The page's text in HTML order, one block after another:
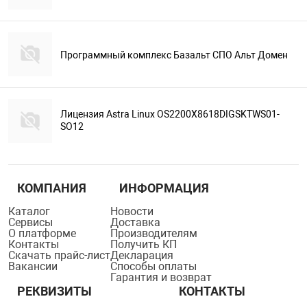
Программный комплекс Базальт СПО Альт Домен
Лицензия Astra Linux OS2200X8618DIGSKTWS01-
SO12
КОМПАНИЯ
Каталог
Сервисы
О платформе
Контакты
Скачать прайс-лист
Вакансии
ИНФОРМАЦИЯ
Новости
Доставка
Производителям
Получить КП
Декларация
Способы оплаты
Гарантия и возврат
РЕКВИЗИТЫ КОНТАКТЫ